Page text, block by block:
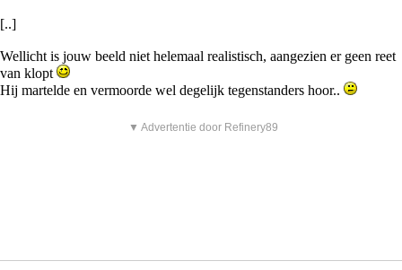
[..]
Wellicht is jouw beeld niet helemaal realistisch, aangezien er geen reet
van klopt
Hij martelde en vermoorde wel degelijk tegenstanders hoor..
▼ Advertentie door Refinery89